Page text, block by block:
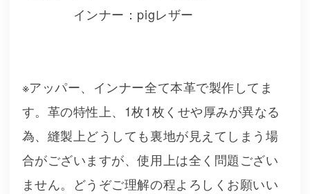
インナー：pigレザー
※アッパー、インナー全て本革で製作してま
す。革の特性上、1枚1枚くせや厚みが異なる
為、縫製上どうしても裏地が見えてしまう場
合がございますが、使用上は全く問題ござい
ません。どうぞご理解の程よろしくお願いい